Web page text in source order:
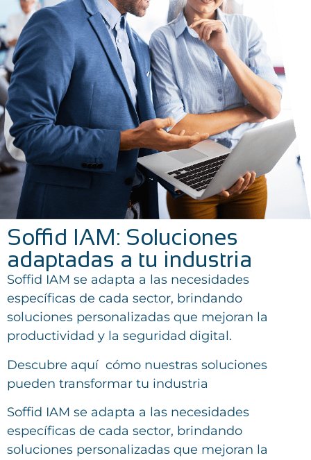
Soffid IAM: Soluciones
adaptadas a tu industria
Soffid IAM se adapta a las necesidades
específicas de cada sector, brindando
soluciones personalizadas que mejoran la
productividad y la seguridad digital.
Descubre aquí cómo nuestras soluciones
pueden transformar tu industria
Soffid IAM se adapta a las necesidades
específicas de cada sector, brindando
soluciones personalizadas que mejoran la